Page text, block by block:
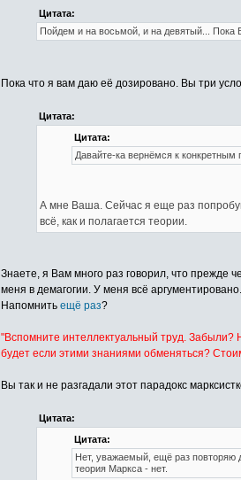
Цитата:
Пойдем и на восьмой, и на девятый... Пока
Пока что я вам даю её дозировано. Вы три
Цитата:
Цитата:
Давайте-ка вернёмся к
А мне Ваша. Сейчас я еще раз
всё, как и полагается теории.
Знаете, я Вам много раз говорил, что прежде
меня в демагогии. У меня всё
Напомнить ещё раз?
"Вспомните интеллектуальный труд. Забыли?
будет если этими знаниями обменяться?
Вы так и не разгадали этот парадокс
Цитата:
Цитата:
Нет, уважаемый, ещё раз повторяю
теория Маркса - нет.